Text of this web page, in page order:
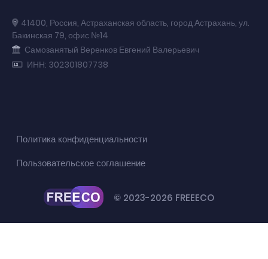
41400, Россия, Астраханская область, город Астрахань, ул.
Бакинская 79, офис №14
Самозанятый Веренков Евгений Валерьевич
ИНН: 302301807738
© 2023-2026 FREEECO
Политика конфиденциальности
Пользовательское соглашение